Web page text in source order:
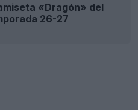
«Dragón» del
26-27